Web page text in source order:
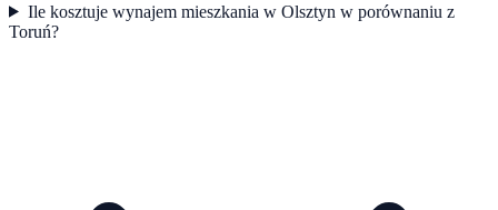
Ile kosztuje wynajem mieszkania w Olsztyn w porównaniu z
Toruń?